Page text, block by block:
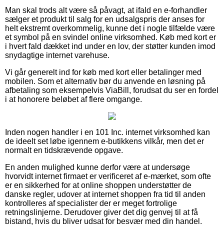
Man skal trods alt være så påvagt, at ifald en e-forhandler
sælger et produkt til salg for en udsalgspris der anses for
helt ekstremt overkommelig, kunne det i nogle tilfælde være
et symbol på en svindel online virksomhed. Køb med kort er
i hvert fald dækket ind under en lov, der støtter kunden imod
snydagtige internet varehuse.
Vi går generelt ind for køb med kort eller betalinger med
mobilen. Som et alternativ bør du anvende en løsning på
afbetaling som eksempelvis ViaBill, forudsat du ser en fordel
i at honorere beløbet af flere omgange.
Inden nogen handler i en 101 Inc. internet virksomhed kan
de ideelt set løbe igennem e-butikkens vilkår, men det er
normalt en tidskrævende opgave.
En anden mulighed kunne derfor være at undersøge
hvorvidt internet firmaet er verificeret af e-mærket, som ofte
er en sikkerhed for at online shoppen understøtter de
danske regler, udover at internet shoppen fra tid til anden
kontrolleres af specialister der er meget fortrolige
retningslinjerne. Derudover giver det dig genvej til at få
bistand, hvis du bliver udsat for besvær med din handel.